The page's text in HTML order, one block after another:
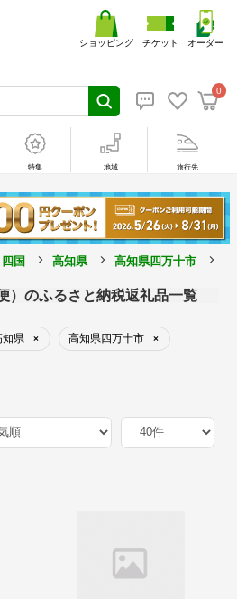
0
ショッピング チケット オーダー
特集 地域 旅行先
四国 高知県 高知県四万十市
）のふるさと納税返礼品一覧
知県 × 高知県四万十市 ×